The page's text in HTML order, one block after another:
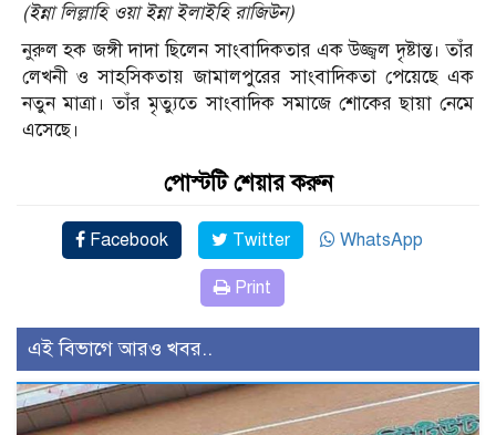
(ইন্না লিল্লাহি ওয়া ইন্না ইলাইহি রাজিউন)
নুরুল হক জঙ্গী দাদা ছিলেন সাংবাদিকতার এক উজ্জ্বল দৃষ্টান্ত। তাঁর
লেখনী ও সাহসিকতায় জামালপুরের সাংবাদিকতা পেয়েছে এক
নতুন মাত্রা। তাঁর মৃত্যুতে সাংবাদিক সমাজে শোকের ছায়া নেমে
এসেছে।
পোস্টটি শেয়ার করুন
Facebook Twitter WhatsApp
Print
এই বিভাগে আরও খবর..